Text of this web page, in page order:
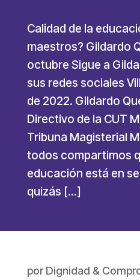
Calidad de la
maestros? Gildardo
octubre Sigue a
sus redes sociales
de 2022. Gildardo
Directivo de la CUT
Tribuna Magisterial
todos compartimos
educación está en
quizás […]
porDignidad &